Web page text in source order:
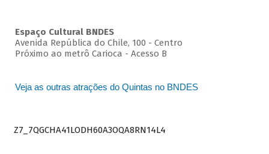
Espaço Cultural BNDES
Avenida República do Chile, 100 - Centro
Próximo ao metrô Carioca - Acesso B
Veja as outras atrações do Quintas no BNDES
Z7_7QGCHA41LODH60A3OQA8RN14L4